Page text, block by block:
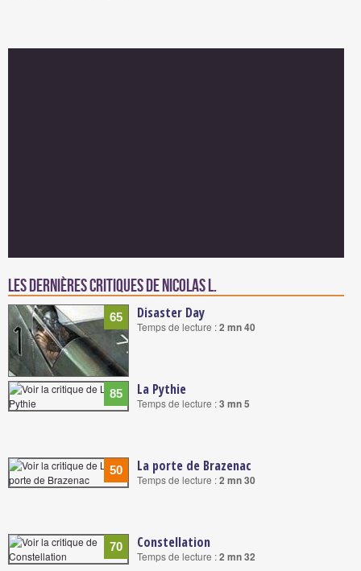
Les dernières critiques de Nicolas L.
65 Disaster Day
Temps de lecture :2 mn 40
85 La Pythie
Temps de lecture :3 mn 5
50 La porte de Brazenac
Temps de lecture :2 mn 30
70 Constellation
Temps de lecture :2 mn 32